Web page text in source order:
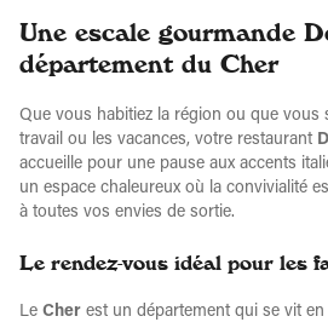
Une escale gourmande
département du Cher
Que vous habitiez la région ou que vous
travail ou les vacances, votre restaurant
accueille pour une pause aux accents
un espace chaleureux où la convivialité
à toutes vos envies de sortie.
Le rendez-vous idéal pour les
Le Cher est un département qui se vit